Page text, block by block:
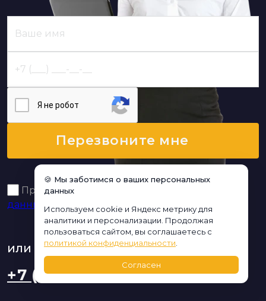
Я нe poбoт
Перезвоните мне
Принимаю условия
данных
или позвоните,мы онлайн:
+7 (925) 208-97-42
🍪 Мы заботимся о ваших персональных
данных
Используем cookie и Яндекс метрику для
аналитики и персонализации. Продолжая
пользоваться сайтом, вы соглашаетесь с
политикой конфиденциальности
Согласен